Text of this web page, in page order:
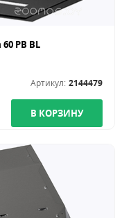
PB BL
Артикул: 2144479